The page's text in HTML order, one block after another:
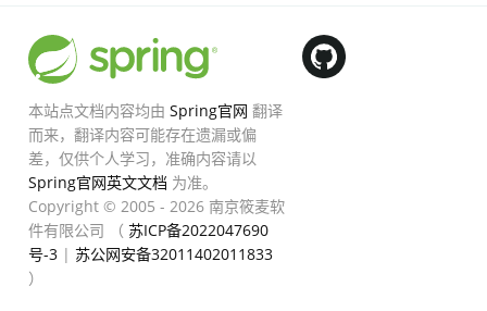
本站点文档内容均由 Spring官网 翻译
而来，翻译内容可能存在遗漏或偏
差，仅供个人学习，准确内容请以
Spring官网英文文档 为准。
Copyright © 2005 - 2026 南京筱麦软
件有限公司 （ 苏ICP备2022047690
号-3| 苏公网安备32011402011833
）